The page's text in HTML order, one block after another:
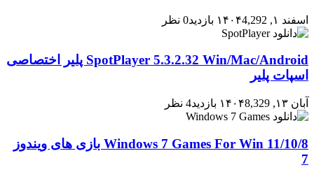
اسفند ۱, ۱۴۰۴ 4,292 بازدید 0 نظر
SpotPlayer 5.3.2.32 Win/Mac/Android پلیر اختصاصی
اسپات پلیر
آبان ۱۳, ۱۴۰۴ 8,329 بازدید 4 نظر
Windows 7 Games For Win 11/10/8 بازی های ویندوز
7